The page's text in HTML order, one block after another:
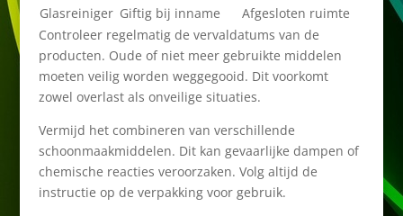
Glasreiniger Giftig bij inname
Afgesloten ruimte
Controleer regelmatig de vervaldatums van de
producten. Oude of niet meer gebruikte middelen
moeten veilig worden weggegooid. Dit voorkomt
zowel overlast als onveilige situaties.
Vermijd het combineren van verschillende
schoonmaakmiddelen. Dit kan gevaarlijke dampen of
chemische reacties veroorzaken. Volg altijd de
instructie op de verpakking voor gebruik.